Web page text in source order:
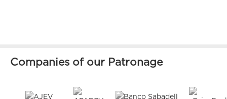
Companies of our Patronage